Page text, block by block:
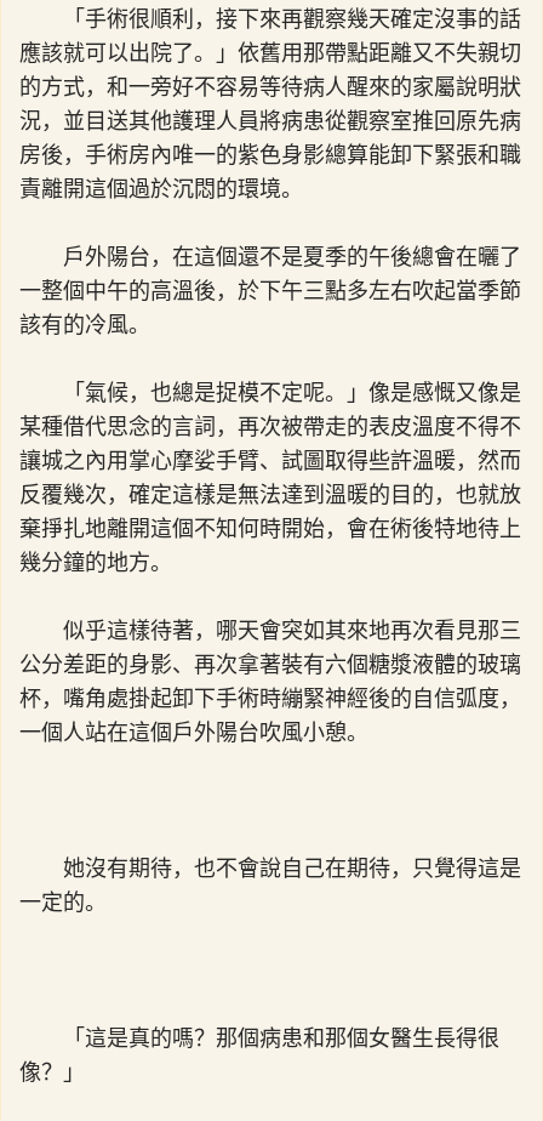
「手術很順利，接下來再觀察幾天確定沒事的話
應該就可以出院了。」依舊用那帶點距離又不失親切
的方式，和一旁好不容易等待病人醒來的家屬說明狀
況，並目送其他護理人員將病患從觀察室推回原先病
房後，手術房內唯一的紫色身影總算能卸下緊張和職
責離開這個過於沉悶的環境。
戶外陽台，在這個還不是夏季的午後總會在曬了
一整個中午的高溫後，於下午三點多左右吹起當季節
該有的冷風。
「氣候，也總是捉模不定呢。」像是感慨又像是
某種借代思念的言詞，再次被帶走的表皮溫度不得不
讓城之內用掌心摩娑手臂、試圖取得些許溫暖，然而
反覆幾次，確定這樣是無法達到溫暖的目的，也就放
棄掙扎地離開這個不知何時開始，會在術後特地待上
幾分鐘的地方。
似乎這樣待著，哪天會突如其來地再次看見那三
公分差距的身影、再次拿著裝有六個糖漿液體的玻璃
杯，嘴角處掛起卸下手術時繃緊神經後的自信弧度，
一個人站在這個戶外陽台吹風小憩。
她沒有期待，也不會說自己在期待，只覺得這是
一定的。
「這是真的嗎？那個病患和那個女醫生長得很
像？」